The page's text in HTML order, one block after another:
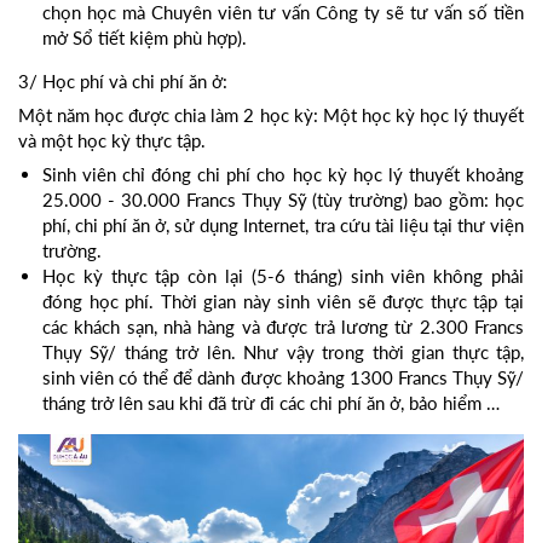
chọn học mà Chuyên viên tư vấn Công ty sẽ tư vấn số tiền
mở Sổ tiết kiệm phù hợp).
3/ Học phí và chi phí ăn ở:
Một năm học được chia làm 2 học kỳ: Một học kỳ học lý thuyết
và một học kỳ thực tập.
Sinh viên chỉ đóng chi phí cho học kỳ học lý thuyết khoảng
25.000 - 30.000 Francs Thụy Sỹ (tùy trường) bao gồm: học
phí, chi phí ăn ở, sử dụng Internet, tra cứu tài liệu tại thư viện
trường.
Học kỳ thực tập còn lại (5-6 tháng) sinh viên không phải
đóng học phí. Thời gian này sinh viên sẽ được thực tập tại
các khách sạn, nhà hàng và được trả lương từ 2.300 Francs
Thụy Sỹ/ tháng trở lên. Như vậy trong thời gian thực tập,
sinh viên có thể để dành được khoảng 1300 Francs Thụy Sỹ/
tháng trở lên sau khi đã trừ đi các chi phí ăn ở, bảo hiểm …